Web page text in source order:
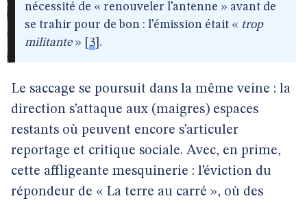
nécessité de « renouveler l’antenne » avant de
se trahir pour de bon : l’émission était « trop
militante» 3 .
Le saccage se poursuit dans la même veine : la
direction s’attaque aux (maigres) espaces
restants où peuvent encore s’articuler
reportage et critique sociale. Avec, en prime,
cette affligeante mesquinerie : l’éviction du
répondeur de « La terre au carré », où des